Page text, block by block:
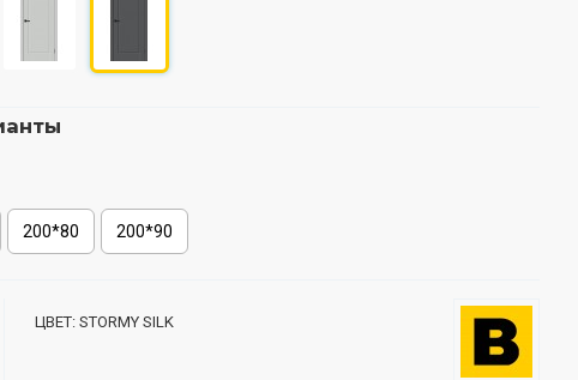
ЦВЕТ: STORMY SILK
200*80 200*90